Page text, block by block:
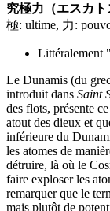
究極力（エスカ
極: ultime, 力:
Littéralement
Le Dunamis (du
introduit dans Saint
des flots, présente
atout des dieux et
inférieure du
les atomes de
détruire, là où le
faire exploser les
remarquer que le
mais plutôt de